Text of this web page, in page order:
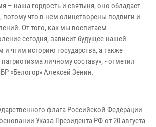
– наша гордость и святыня, оно обладает
потому что в нем олицетворены подвиги и
От того, как мы воспитаем
сегодня, зависит будущее нашей
чтим историю государства, а также
личному составу», - отметил
«Белогор» Алексей Зенин.
флага Российской Федерации
Указа Президента РФ от 20 августа